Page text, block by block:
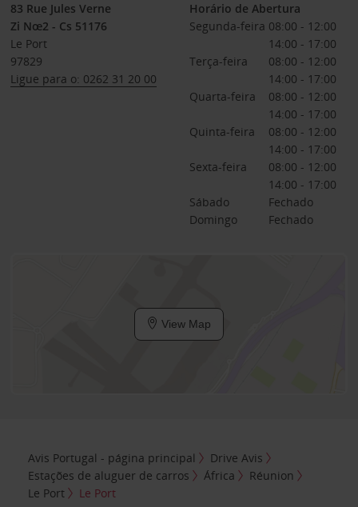
83 Rue Jules Verne
Zi Nœ2 - Cs 51176
Le Port
97829
Ligue para o: 0262 31 20 00
Horário de Abertura
Segunda-feira 08:00 - 12:00
14:00 - 17:00
Terça-feira
08:00 - 12:00
14:00 - 17:00
Quarta-feira
08:00 - 12:00
14:00 - 17:00
Quinta-feira
08:00 - 12:00
14:00 - 17:00
Sexta-feira
08:00 - 12:00
14:00 - 17:00
Sábado
Fechado
Domingo
Fechado
View Map
Avis Portugal - página principal
Drive Avis
Estações de aluguer de carros
África
Réunion
Le Port
Le Port